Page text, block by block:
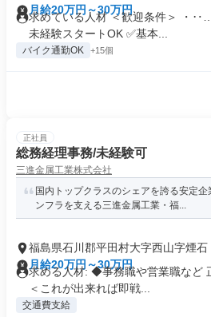
月給20万円～30万円
求めている人材 ＜歓迎条件
未経験スタートOK ✅基本...
バイク通勤OK +15個
正社員
総務経理事務/未経験可
三進金属工業株式会社
国内トップクラスのシェアを誇る安定
ンフラを支える三進金属工業・福...
福島県石川郡平田村大字西山字煙石
月給20万円～30万円
求める人材: ◆事務職や営業職など
＜これが出来れば即戦...
交通費支給